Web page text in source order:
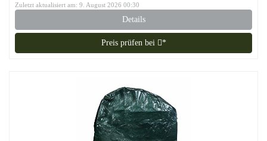
Zuletzt aktualisiert am: 9. August 2026 00:30
Details
Preis prüfen bei *